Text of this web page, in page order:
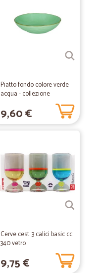
Piatto fondo colore verde
acqua - collezione
9,60 €
Cerve cest. 3 calici basic cc
340 vetro
9,75 €